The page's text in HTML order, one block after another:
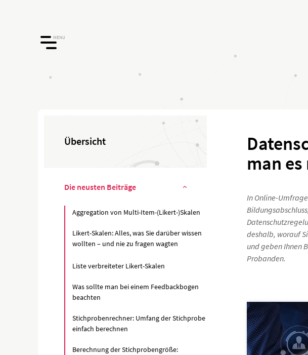
MENU
Übersicht
Die neusten Beiträge
Aggregation von Multi-Item-(Likert-)Skalen
Likert-Skalen: Alles, was Sie darüber wissen
wollten – und nie zu fragen wagten
Liste verbreiteter Likert-Skalen
Was sollte man bei einem Feedbackbogen
beachten
Stichprobenrechner: Umfang der Stichprobe
einfach berechnen
Berechnung der Stichprobengröße:
man
In Online-
deshalb, worauf
und geben Ihnen
Probanden.